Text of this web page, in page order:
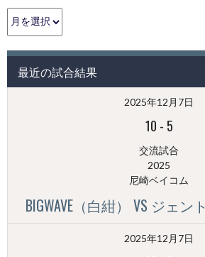
過
去
投
（月
最近の試合結果
2025年12月7日
10 - 5
交流試合
2025
尼崎ベイコム
BIGWAVE（白紺） VS ジェ
2025年12月7日